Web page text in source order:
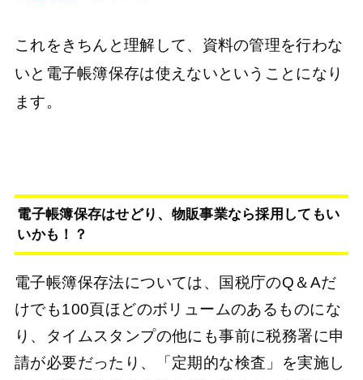
これをきちんと理解して、資料の管理を行わな
いと電子帳簿保存は使えないということになり
ます。
電子帳簿保存はせどり、物販事業なら採用してもい
いかも！？
電子帳簿保存法については、国税庁のQ＆Aだ
けでも100頁ほどのボリュームのあるものにな
り、タイムスタンプの他にも事前に税務署に申
請が必要だったり、「定期的な検査」を実施し